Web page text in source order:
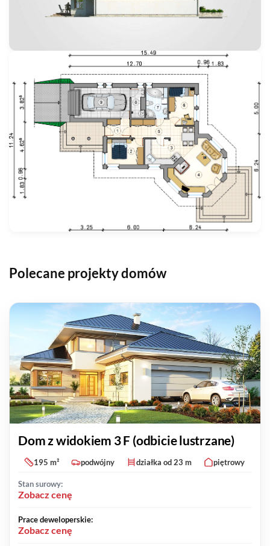
Polecane projekty domów
Dom z widokiem 3 F (odbicie lustrzane)
195 m² podwójny działka od 23 m piętrowy
Stan surowy:
Zobacz cenę
Prace deweloperskie:
Zobacz cenę